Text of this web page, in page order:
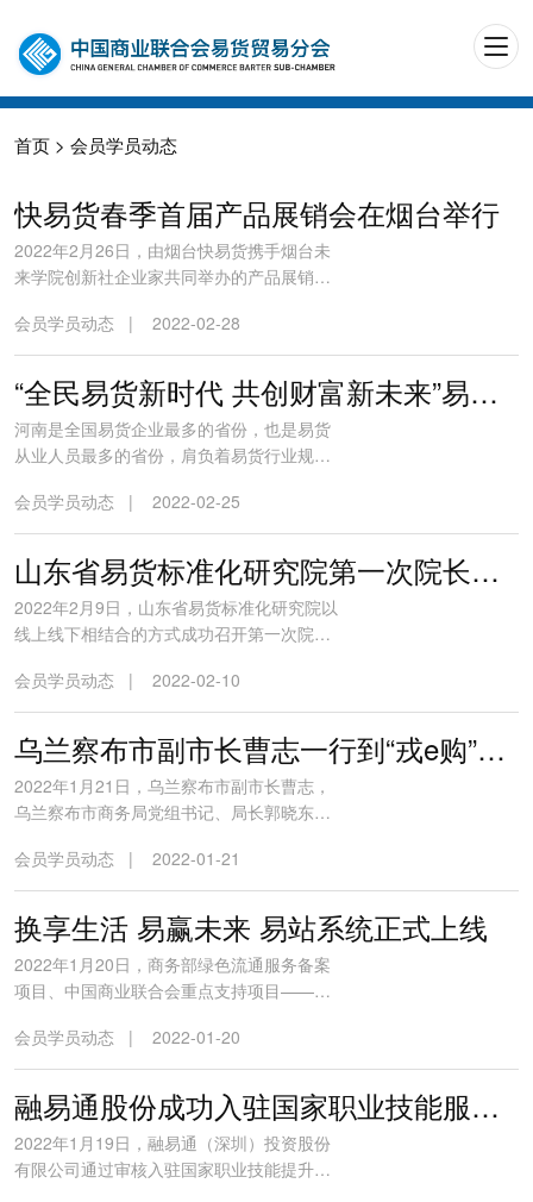
首页 > 会员学员动态
快易货春季首届产品展销会在烟台举行
2022年2月26日，由烟台快易货携手烟台未
来学院创新社企业家共同举办的产品展销会
到场参展商户数十家，商品种类繁多，产品
琳琅满目。此次产品展销会帮助客户在新春
过后的第一个销售季，创出销售业绩小高
峰。为了带动烟台中小微企业经济提速，增
加客户流量，拓宽经营渠道，快易...
会员学员动态 | 2022-02-28
“全民易货新时代 共创财富新未来”易货行业研讨交流会在洛阳成功举行
河南是全国易货企业最多的省份，也是易货
从业人员最多的省份，肩负着易货行业规范
命。近年来，洛阳市的易货贸易在政府有关
部门的支持下，在社会各界有识之士的参与
下，取得了较快发展。为了让更多中小微企
业了解现代新易货，正确运用易货思维、易
货平台帮助企业解决资金短缺、库存积...
会员学员动态 | 2022-02-25
山东省易货标准化研究院第一次院长扩大会议成功召开
2022年2月9日，山东省易货标准化研究院以
线上线下相结合的方式成功召开第一次院长
国商业联合会易货贸易分会会长李兴远应邀
参加会议。山东省易货标准化研究院院长林
丽、副院长张岩博士、李雪松博士以及来自
安徽、重庆、四川、哈尔滨、海南、济南、
威海、日照、德州、义乌、临沂...
会员学员动态 | 2022-02-10
乌兰察布市副市长曹志一行到“戎e购”调研指导工作
2022年1月21日，乌兰察布市副市长曹志，
乌兰察布市商务局党组书记、局长郭晓东，
华，丰镇市商务局局长金银宝等领导一行
到“戎e购”调研指导工作。集团董事长韩俊、
总经理冯岳宏、经理赵春等团队人员陪同调
研。有关领导参观了“戎e购”在丰镇市的办公
场所和创建的平台线下易...
会员学员动态 | 2022-01-21
换享生活 易赢未来 易站系统正式上线
2022年1月20日，商务部绿色流通服务备案
项目、中国商业联合会重点支持项目——易
有限公司在国家发改委、中宣部等10部委
《关于促进绿色消费的指导意见》、商务部
《关于大力发展绿色流通的指导意见》等国
家政策的支持下，运用互联网+易货思维所打
造的创新型项目。社区易站项...
会员学员动态 | 2022-01-20
融易通股份成功入驻国家职业技能服务平台
2022年1月19日，融易通（深圳）投资股份
有限公司通过审核入驻国家职业技能提升培